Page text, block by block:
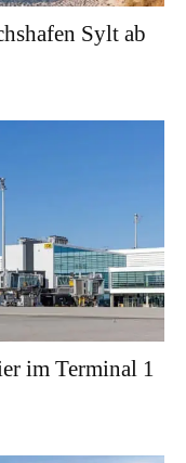
Sylt ab
im Terminal 1